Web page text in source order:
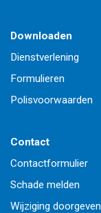
Downloaden
Dienstverlening
Formulieren
Polisvoorwaarden
Contact
Contactformulier
Schade melden
Wijziging doorgeven